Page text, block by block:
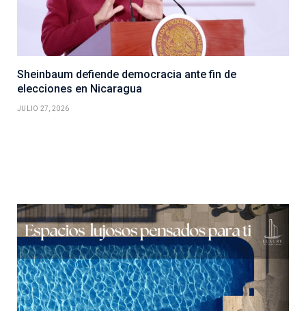
Sheinbaum defiende democracia ante fin de
elecciones en Nicaragua
JULIO 27, 2026